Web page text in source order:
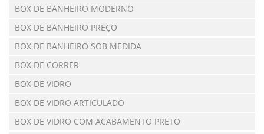
BOX DE BANHEIRO MODERNO
BOX DE BANHEIRO PREÇO
BOX DE BANHEIRO SOB MEDIDA
BOX DE CORRER
BOX DE VIDRO
BOX DE VIDRO ARTICULADO
BOX DE VIDRO COM ACABAMENTO PRETO